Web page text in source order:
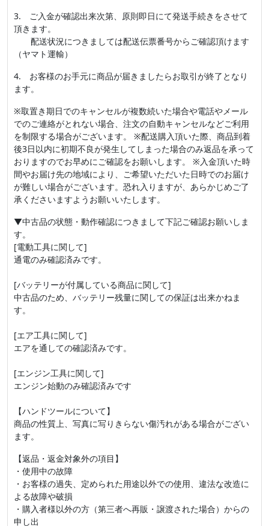
3. ご入金が確認出来次第、原則即日にて発送手続きをさせて
頂きます。
配送状況につきましては配送伝票番号からご確認頂けます
（ヤマト運輸）
4. お客様のお手元に商品が届きましたらお取引が終了となり
ます。
※取置き期日でのキャンセルが複数続いた場合や電話やメール
でのご連絡がとれない場合、注文の自動キャンセルなどご利用
を制限する場合がございます。 ※配送購入頂いた際、商品到着
後3日以内に初期不良が発生してしまった場合のみ返品を承って
おりますのでお早めにご確認をお願いします。 ※入金頂いた時
間やお届け先の地域により、ご希望いただいた日時でのお届け
が難しい場合がございます。恐れ入りますが、あらかじめご了
承くださいますようお願いいたします。
▼中古品の状態・動作確認につきまして下記ご確認お願いしま
す。
[電動工具に関して]
通電のみ確認済みです。
[バッテリーが付属している商品に関して]
中古品のため、バッテリー残量に関しての保証は出来かねま
す。
[エア工具に関して]
エアを通しての確認済みです。
[エンジン工具に関して]
エンジン始動のみ確認済みです
【ハンドツールについて】
商品の性質上、写真に写りきらない傷汚れがある場合がござい
ます。
【返品・返金対象外の項目】
・使用中の故障
・お客様の過失、定められた用途以外での使用、違法な改造に
よる故障や破損
・購入者様以外の方（第三者へ再販・譲渡された場合）からの
申し出